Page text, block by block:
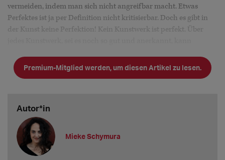
vermeiden, indem man sich nicht angreifbar macht. Etwas
Perfektes ist ja per Definition nicht kritisierbar. Doch es gibt in
der Kunst keine Perfektion! Kein Kunstwerk ist perfekt. Über
geben, die es ablehnen. Denn Kunst ist nicht objektiv, sondern
zutiefst subjektiv.
Premium-Mitglied werden, um diesen Artikel zu lesen.
Autor*in
Mieke Schymura